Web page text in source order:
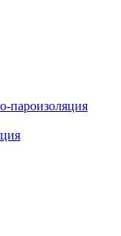
пароизоляция